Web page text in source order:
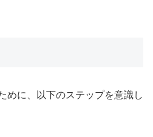
めに、以下のステップを意識し